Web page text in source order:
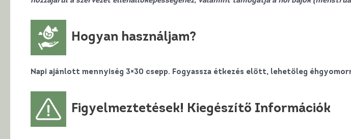
Hogyan használjam?
Napi ajánlott mennyiség 3×30 csepp. Fogyassza étkezés előtt, lehetőleg
Figyelmeztetések! Kiegészítő Információk